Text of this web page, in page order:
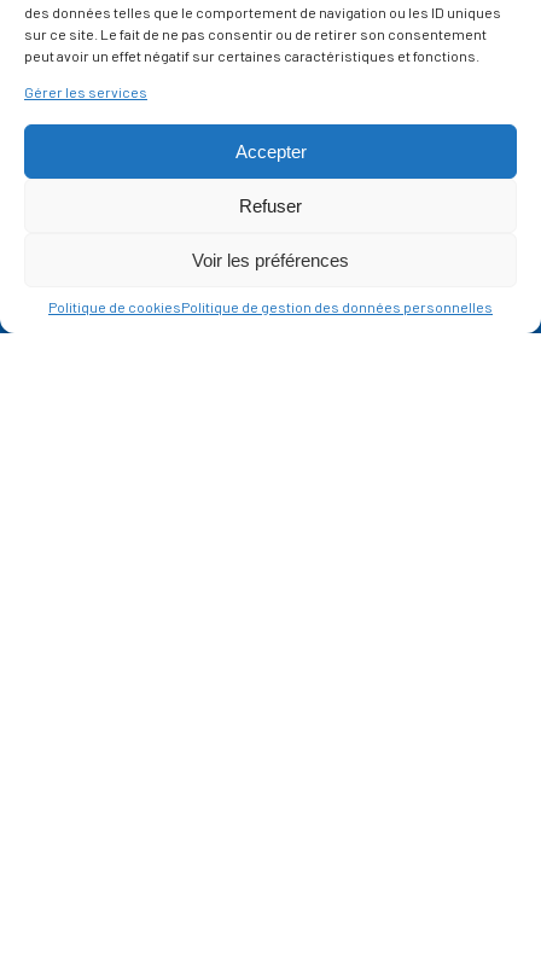
des données telles que le comportement de navigation ou les ID uniques
sur ce site. Le fait de ne pas consentir ou de retirer son consentement
peut avoir un effet négatif sur certaines caractéristiques et fonctions.
Gérer les services
Accepter
Refuser
Voir les préférences
Politique de cookiesPolitique de gestion des données personnelles
SUIVEZ-NOUS
SUR LES RÉSEAUX
Ce site est protégé par reCAPTCHA et lapolitique de vie privée
service Google s'appliquent.